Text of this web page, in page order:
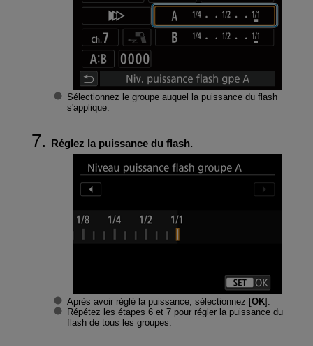
Sélectionnez le groupe auquel la puissance du flash
s'applique.
Réglez la puissance du flash.
Après avoir réglé la puissance, sélectionnez [OK].
Répétez les étapes 6 et 7 pour régler la puissance du
flash de tous les groupes.